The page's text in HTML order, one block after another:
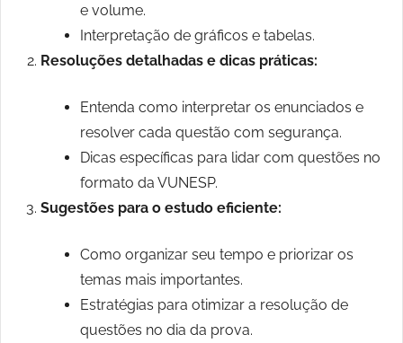
e volume.
Interpretação de gráficos e tabelas.
Resoluções detalhadas e dicas práticas:
Entenda como interpretar os enunciados e
resolver cada questão com segurança.
Dicas específicas para lidar com questões no
formato da VUNESP.
Sugestões para o estudo eficiente:
Como organizar seu tempo e priorizar os
temas mais importantes.
Estratégias para otimizar a resolução de
questões no dia da prova.